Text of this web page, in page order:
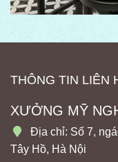
THÔNG TIN LIÊN
XƯỞNG MỸ
Địa chỉ: Số 7,
Tây Hồ, Hà Nội